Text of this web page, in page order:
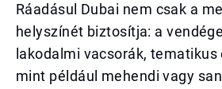
Ráadásul Dubai nem csak a
helyszínét biztosítja: a
lakodalmi vacsorák, tematikus
mint például mehendi vagy